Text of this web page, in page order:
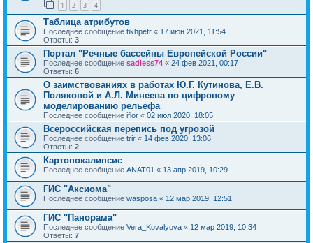
1 2 3 4
Таблица атрибутов
Последнее сообщение tikhpetr « 17 июн 2021, 11:54
Ответы: 3
Портал "Речные бассейны Европейской России"
Последнее сообщение sadless74 « 24 фев 2021, 00:17
Ответы: 6
О заимствованиях в работах Ю.Г. Кутинова, Е.В.
Поляковой и А.Л. Минеева по цифровому
моделированию рельефа
Последнее сообщение iflor « 02 июл 2020, 18:05
Всероссийская перепись под угрозой
Последнее сообщение trir « 14 фев 2020, 13:06
Ответы: 2
Картопокалипсис
Последнее сообщение ANAT01 « 13 апр 2019, 10:29
ГИС "Аксиома"
Последнее сообщение wasposa « 12 мар 2019, 12:51
ГИС "Панорама"
Последнее сообщение Vera_Kovalyova « 12 мар 2019, 10:34
Ответы: 7